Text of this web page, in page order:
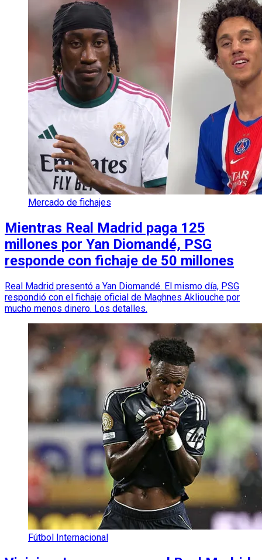
Mercado de fichajes
Mientras Real Madrid paga 125
millones por Yan Diomandé, PSG
responde con fichaje de 50 millones
Real Madrid presentó a Yan Diomandé. El mismo día, PSG
respondió con el fichaje oficial de Maghnes Akliouche por
mucho menos dinero. Los detalles.
Fútbol Internacional